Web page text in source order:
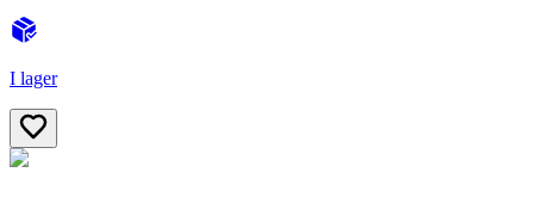
I lager